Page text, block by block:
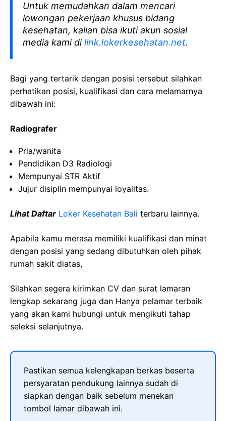
Untuk memudahkan dalam mencari
lowongan pekerjaan khusus bidang
kesehatan, kalian bisa ikuti akun sosial
media kami dilink.lokerkesehatan.net.
Bagi yang tertarik dengan posisi tersebut silahkan
perhatikan posisi, kualifikasi dan cara melamarnya
dibawah ini:
Radiografer
Pria/wanita
Pendidikan D3 Radiologi
Mempunyai STR Aktif
Jujur disiplin mempunyai loyalitas.
Lihat Daftar Loker Kesehatan Bali terbaru lainnya.
Apabila kamu merasa memiliki kualifikasi dan minat
dengan posisi yang sedang dibutuhkan oleh pihak
rumah sakit diatas,
Silahkan segera kirimkan CV dan surat lamaran
lengkap sekarang juga dan Hanya pelamar terbaik
yang akan kami hubungi untuk mengikuti tahap
seleksi selanjutnya.
Pastikan semua kelengkapan berkas beserta
persyaratan pendukung lainnya sudah di
siapkan dengan baik sebelum menekan
tombol lamar dibawah ini.